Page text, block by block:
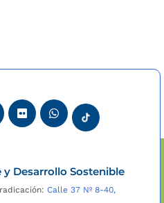
Desarrollo Sostenible
Calle 37 Nº 8-40,